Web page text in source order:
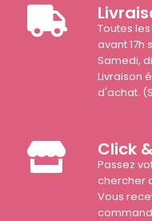
Toutes
avant 17h
Samedi,
Livraison
d'achat.
Click
Passez
chercher
Vous